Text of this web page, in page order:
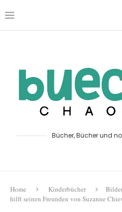
Bücher, Bücher und
Home Kinderbücher
hilft seinen Freunden von Suzanne